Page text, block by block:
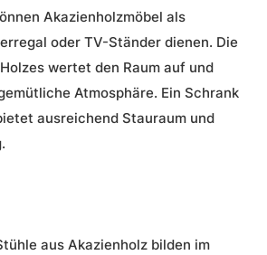
Akazienholzmöbel als
oder TV-Ständer dienen. Die
wertet den Raum auf und
Atmosphäre. Ein Schrank
ausreichend Stauraum und
aus Akazienholz bilden im